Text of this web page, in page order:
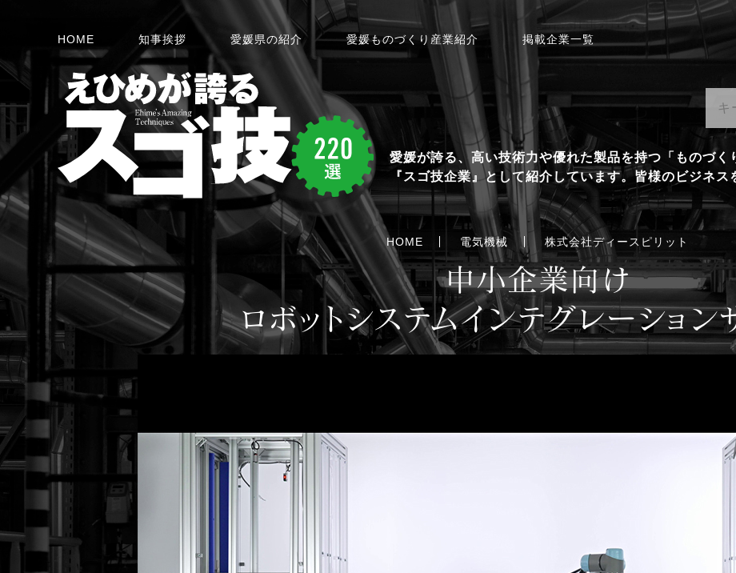
愛媛が誇る、高い技術力や優れた製品を持つ「ものづく
『スゴ技企業』として紹介しています。皆様のビジネ
HOME 知事挨拶 愛媛県の紹介 愛媛ものづくり産業紹介 掲載企業一覧
HOME 電気機械 株式会社ディースピリット
中小企業向け
ロボットシステムインテグレーション